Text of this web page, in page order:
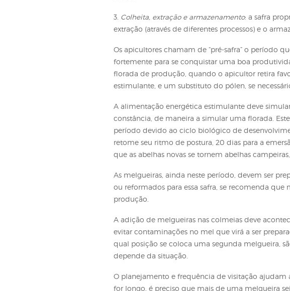
2. Povoamento, manutenção e
iscas, faz divisões de colônias já
apiário, controle de doenças, pragas
outros;
extração (através de diferentes
Os apicultores chamam de “pré-
fortemente para se conquistar uma
estimulante, e um substituto do
A alimentação energética
constância, de maneira a simular uma
período devido ao ciclo biológico de
retome seu ritmo de postura, 20 dias
que as abelhas novas se tornem
As melgueiras, ainda neste período,